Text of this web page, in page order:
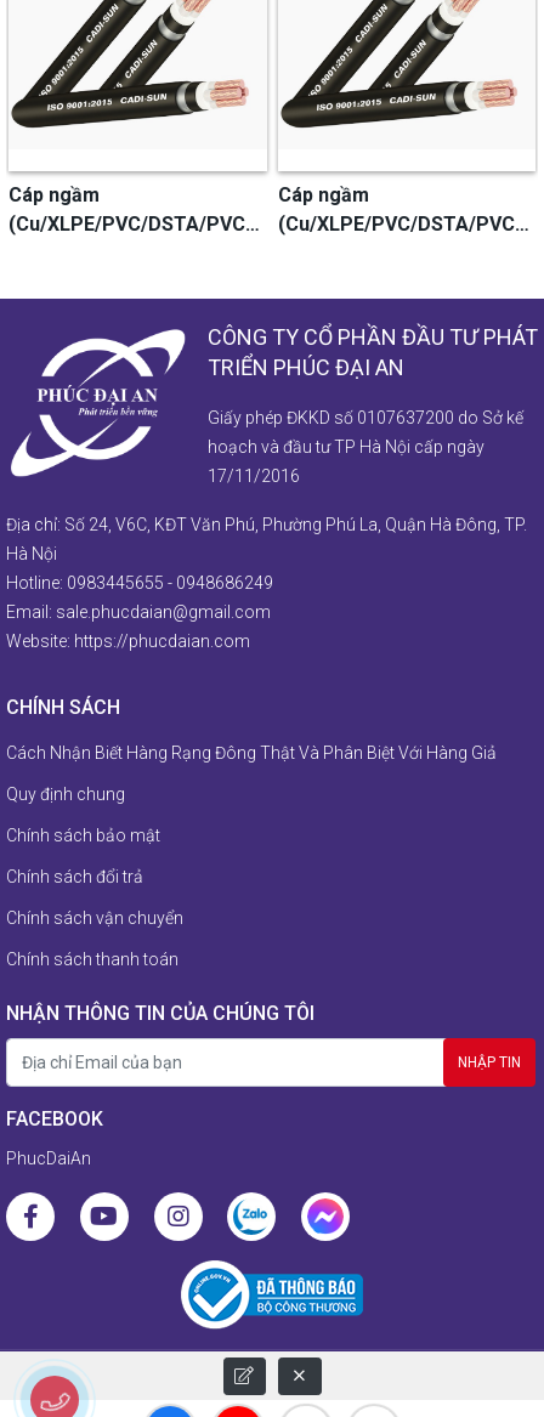
-
Cáp ngầm
(Cu/XLPE/PVC/DSTA/PVC) -
Cáp ngầm
(Cu/XLPE/PVC/DSTA/
CÔNG TY CỔ PHẦN ĐẦU TƯ PHÁT
TRIỂN PHÚC ĐẠI AN
Giấy phép ĐKKD số 0107637200 do Sở kế
hoạch và đầu tư TP Hà Nội cấp ngày
17/11/2016
Địa chỉ: Số 24, V6C, KĐT Văn Phú, Phường Phú La, Quận Hà Đông, TP.
Hà Nội
Hotline: 0983445655 - 0948686249
Email: sale.phucdaian@gmail.com
Website: https://phucdaian.com
CHÍNH SÁCH
Cách Nhận Biết Hàng Rạng Đông Thật Và Phân Biệt Với Hàng Giả
Quy định chung
Chính sách bảo mật
Chính sách đổi trả
Chính sách vận chuyển
Chính sách thanh toán
NHẬN THÔNG TIN CỦA CHÚNG TÔI
FACEBOOK
PhucDaiAn
© 2021 Copyright by Phucdaian.com. Designed by Vicogroup.vn